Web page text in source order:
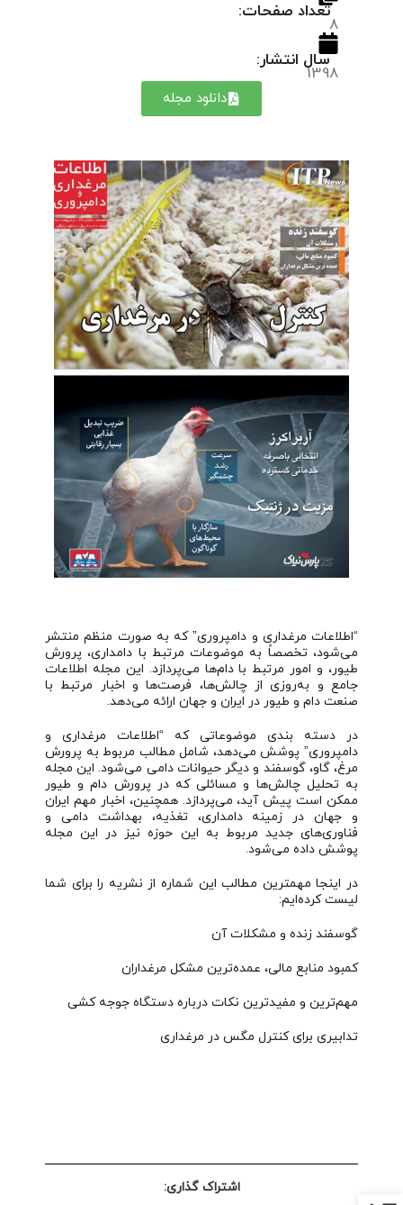
تعداد صفحات:
8
سال انتشار:
1398
دانلود مجله
“اطلاعات مرغداری و دامپروری” که به صورت منظم منتشر
می‌شود، تخصصاً به موضوعات مرتبط با دامداری، پرورش
طیور، و امور مرتبط با دام‌ها می‌پردازد. این مجله اطلاعات
جامع و به‌روزی از چالش‌ها، فرصت‌ها و اخبار مرتبط با
صنعت دام و طیور در ایران و جهان ارائه می‌دهد.
در دسته بندی موضوعاتی که “اطلاعات مرغداری و
دامپروری” پوشش می‌دهد، شامل مطالب مربوط به پرورش
مرغ، گاو، گوسفند و دیگر حیوانات دامی می‌شود. این مجله
به تحلیل چالش‌ها و مسائلی که در پرورش دام و طیور
ممکن است پیش آید، می‌پردازد. همچنین، اخبار مهم ایران
و جهان در زمینه دامداری، تغذیه، بهداشت دامی و
فناوری‌های جدید مربوط به این حوزه نیز در این مجله
پوشش داده می‌شود.
در اینجا مهمترین مطالب این شماره از نشریه را برای شما
لیست کرده‌ایم:
گوسفند زنده و مشکلات آن
کمبود منابع مالی، عمده‌ترین مشکل مرغداران
مهم‌ترین و مفیدترین نکات درباره دستگاه جوجه کشی
تدابیری برای کنترل مگس در مرغداری
اشتراک گذاری: